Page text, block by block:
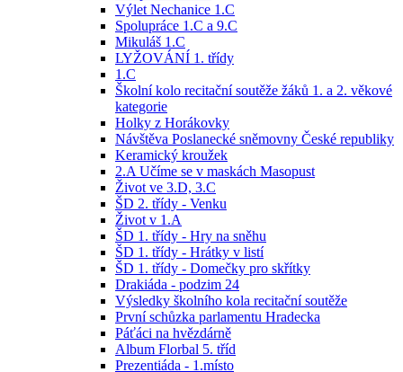
Výlet Nechanice 1.C
Spolupráce 1.C a 9.C
Mikuláš 1.C
LYŽOVÁNÍ 1. třídy
1.C
Školní kolo recitační soutěže žáků 1. a 2. věkové
kategorie
Holky z Horákovky
Návštěva Poslanecké sněmovny České republiky
Keramický kroužek
2.A Učíme se v maskách Masopust
Život ve 3.D, 3.C
ŠD 2. třídy - Venku
Život v 1.A
ŠD 1. třídy - Hry na sněhu
ŠD 1. třídy - Hrátky v listí
ŠD 1. třídy - Domečky pro skřítky
Drakiáda - podzim 24
Výsledky školního kola recitační soutěže
První schůzka parlamentu Hradecka
Páťáci na hvězdárně
Album Florbal 5. tříd
Prezentiáda - 1.místo